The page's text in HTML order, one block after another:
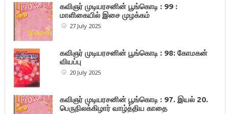
கவிஞர் முடியரசனின் பூங்கொடி : 99 :
மாளிகையில் இசை முழக்கம்
27 July 2025
கவிஞர் முடியரசனின் பூங்கொடி : 98: கோமகன்
வியப்பு
20 July 2025
கவிஞர் முடியரசனின் பூங்கொடி : 97. இயல் 20.
பெருநிலக்கிழார் வாழ்த்திய காதை